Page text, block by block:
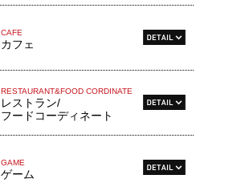
CAFE
カフェ
RESTAURANT&FOOD CORDINATE
レストラン/
フードコーディネート
GAME
ゲーム